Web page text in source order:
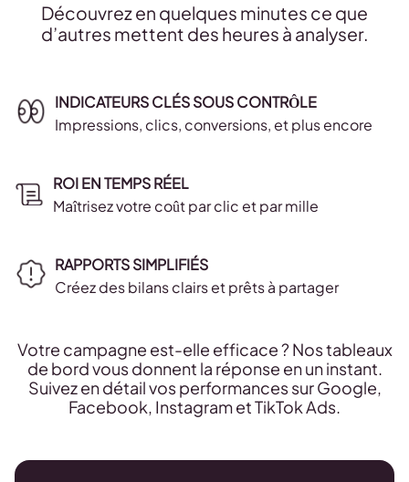
Découvrez en quelques minutes ce que
d’autres mettent des heures à analyser.
Votre campagne est-elle efficace ? Nos tableaux
de bord vous donnent la réponse en un instant.
Suivez en détail vos performances sur Google,
Facebook, Instagram et TikTok Ads.
INDICATEURS CLÉS SOUS CONTRÔLE
Impressions, clics, conversions, et plus encore
ROI EN TEMPS RÉEL
Maîtrisez votre coût par clic et par mille
RAPPORTS SIMPLIFIÉS
Créez des bilans clairs et prêts à partager